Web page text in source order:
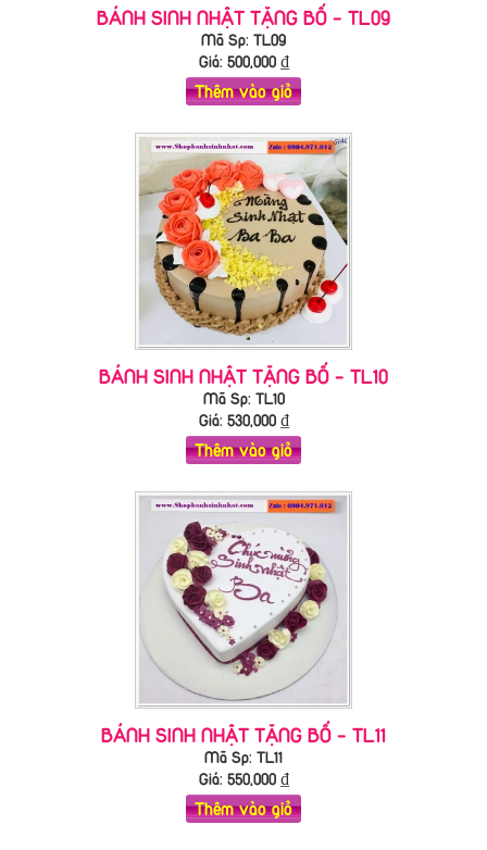
BÁNH SINH NHẬT TẶNG BỐ - TL09
Mã Sp: TL09
Giá: 500,000₫
Thêm vào giỏ
BÁNH SINH NHẬT TẶNG BỐ - TL10
Mã Sp: TL10
Giá: 530,000₫
Thêm vào giỏ
BÁNH SINH NHẬT TẶNG BỐ - TL11
Mã Sp: TL11
Giá: 550,000₫
Thêm vào giỏ